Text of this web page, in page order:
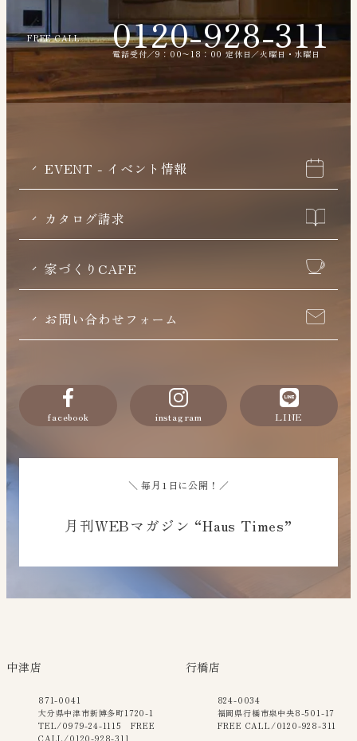
FREE CALL 0120-928-311
電話受付／9：00〜18：00 定休日／火曜日・水曜日
EVENT - イベント情報
カタログ請求
家づくりCAFE
お問い合わせフォーム
facebook instagram LINE
＼ 毎月1日に公開！／
月刊WEBマガジン “Haus Times”
中津店
871-0041
大分県中津市新博多町1720-1
TEL/0979-24-1115 FREE
CALL/0120-928-311
行橋店
824-0034
福岡県行橋市泉中央8-501-17
FREE CALL/0120-928-311